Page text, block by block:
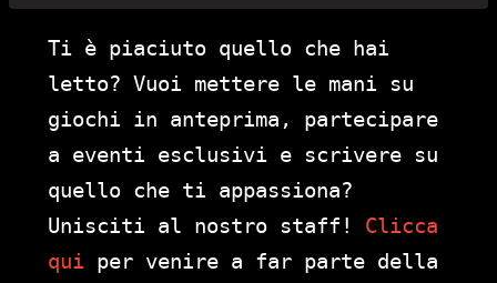
Ti è piaciuto quello che hai
letto? Vuoi mettere le mani su
giochi in anteprima, partecipare
a eventi esclusivi e scrivere su
quello che ti appassiona?
Unisciti al nostro staff! Clicca
qui per venire a far parte della